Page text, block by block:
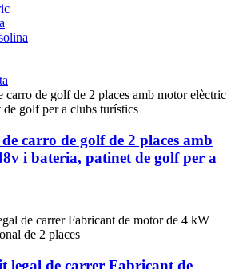
carro de golf de 2 places amb
i bateria, patinet de golf per a
legal de carrer Fabricant de